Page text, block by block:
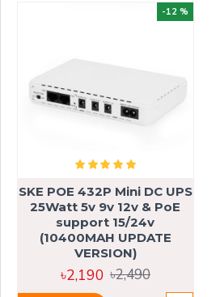
-12 %
SKE POE 432P Mini DC UPS
25Watt 5v 9v 12v & PoE
support 15/24v
(10400MAH UPDATE
VERSION)
৳2,190 ৳2,490